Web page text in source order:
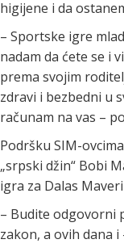
higijene i da
– Sportske igre
nadam da ćete se i
prema svojim
zdravi i bezbedni u
računam na vas –
Podršku SIM-
„srpski džin“ Bobi
igra za Dalas
– Budite odgovorni
zakon, a ovih dana